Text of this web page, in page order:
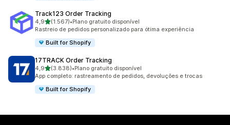
Track123 Order Tracking
4,9de 5 estrelas
(1.567)
1567 avaliações ao todo
•Plano gratuito disponível
Rastreio de pedidos personalizado para ótima experiência
Built for Shopify
17TRACK Order Tracking
4,9de 5 estrelas
(3.838)
3838 avaliações ao todo
•Plano gratuito disponível
App completo: rastreamento de pedidos, devoluções e trocas
Built for Shopify